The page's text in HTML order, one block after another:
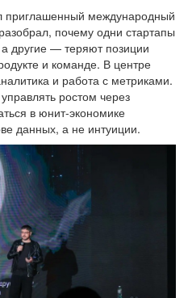
международный
почему одни стартапы
другие — теряют позиции
и команде. В центре
и работа с метриками.
ростом через
в юнит-экономике
данных, а не интуиции.